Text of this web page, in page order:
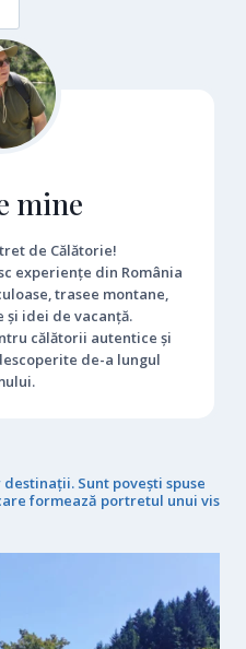
mine
de Călătorie!
experiențe din România
trasee montane,
și idei de vacanță.
călătorii autentice și
de-a lungul
Sunt povești spuse
formează portretul unui vis